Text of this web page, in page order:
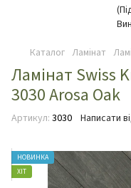
Каталог Ламінат
Ламінат Swiss
3030 Arosa Oak
Артикул: 3030 Написати
НОВИНКА
ХІТ